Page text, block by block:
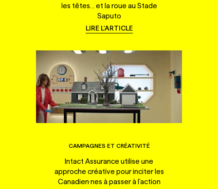
les têtes... et la roue au Stade
Saputo
LIRE L'ARTICLE
CAMPAGNES ET CRÉATIVITÉ
Intact Assurance utilise une
approche créative pour inciter les
Canadien·nes à passer à l'action